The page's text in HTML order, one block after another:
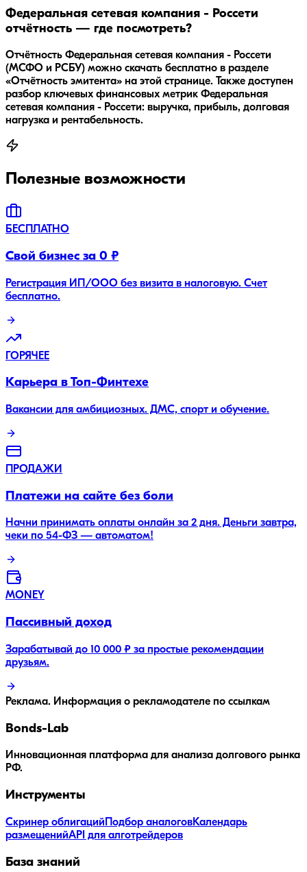
Федеральная сетевая компания - Россети
отчётность — где посмотреть?
Отчётность Федеральная сетевая компания - Россети
(МСФО и РСБУ) можно скачать бесплатно в разделе
«Отчётность эмитента» на этой странице. Также доступен
разбор ключевых финансовых метрик Федеральная
сетевая компания - Россети: выручка, прибыль, долговая
нагрузка и рентабельность.
Полезные возможности
БЕСПЛАТНО
Свой бизнес за 0 ₽
Регистрация ИП/ООО без визита в налоговую. Счет
бесплатно.
ГОРЯЧЕЕ
Карьера в Топ-Финтехе
Вакансии для амбициозных. ДМС, спорт и обучение.
ПРОДАЖИ
Платежи на сайте без боли
Начни принимать оплаты онлайн за 2 дня. Деньги завтра,
чеки по 54-ФЗ — автоматом!
MONEY
Пассивный доход
Зарабатывай до 10 000 ₽ за простые рекомендации
друзьям.
Реклама. Информация о рекламодателе по ссылкам
Bonds-Lab
Инновационная платформа для анализа долгового рынка
РФ.
Инструменты
Скринер облигаций Подбор аналоговКалендарь
размещенийAPI для алготрейдеров
База знаний